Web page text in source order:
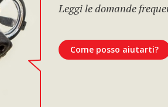
Leggi le domande
Come posso aiutarti?